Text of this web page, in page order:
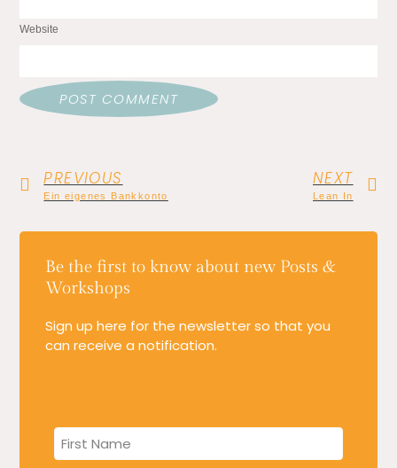
Website
PREVIOUS
Ein eigenes Bankkonto
NEXT
Lean In
Be the first to know about new Posts &
Workshops
Sign up here for the newsletter so that you
can receive a notification.